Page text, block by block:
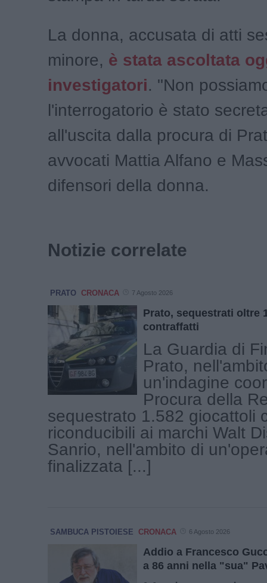
La donna, accusata di atti
minore, è stata ascoltata
investigatori. "Non
l'interrogatorio è stato
all'uscita dalla procura di
avvocati Mattia Alfano e
difensori della donna.
Notizie correlate
PRATO CRONACA 7 Agosto 2026
Prato, sequestrati oltre
contraffatti
La Guardia di
Prato,
un'indagine
Procura della
sequestrato 1.582 giocattoli
riconducibili ai marchi Walt
Sanrio, nell'ambito di
finalizzata [...]
SAMBUCA PISTOIESE CRONACA 6 Agosto 2026
Addio a Francesco
a 86 anni nella "sua"